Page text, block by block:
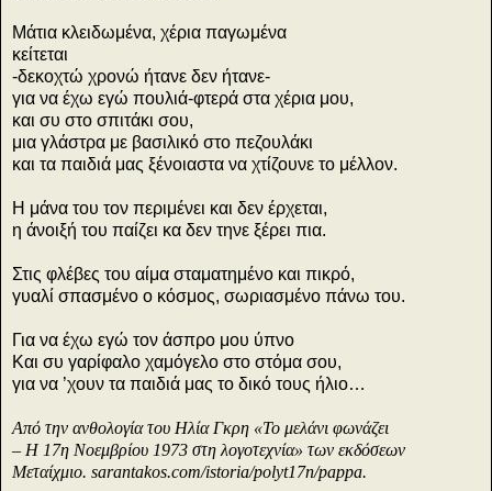
Μάτια κλειδωμένα, χέρια παγωμένα
κείτεται
-δεκοχτώ χρονώ ήτανε δεν ήτανε-
για να έχω εγώ πουλιά-φτερά στα χέρια μου,
και συ στο σπιτάκι σου,
μια γλάστρα με βασιλικό στο πεζουλάκι
και τα παιδιά μας ξένοιαστα να χτίζουνε το μέλλον.
Η μάνα του τον περιμένει και δεν έρχεται,
η άνοιξή του παίζει κα δεν τηνε ξέρει πια.
Στις φλέβες του αίμα σταματημένο και πικρό,
γυαλί σπασμένο ο κόσμος, σωριασμένο πάνω του.
Για να έχω εγώ τον άσπρο μου ύπνο
Και συ γαρίφαλο χαμόγελο στο στόμα σου,
για να ’χουν τα παιδιά μας το δικό τους ήλιο…
Από την ανθολογία του Ηλία Γκρη «Το μελάνι φωνάζει
– Η 17η Νοεμβρίου 1973 στη λογοτεχνία» των εκδόσεων
Μεταίχμιο. sarantakos.com/istoria/polyt17n/pappa.